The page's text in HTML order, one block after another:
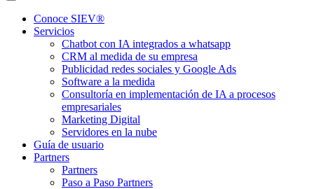
Conoce SIEV®
Servicios
Chatbot con IA integrados a whatsapp
CRM al medida de su empresa
Publicidad redes sociales y Google Ads
Software a la medida
Consultoría en implementación de IA a procesos
empresariales
Marketing Digital
Servidores en la nube
Guía de usuario
Partners
Partners
Paso a Paso Partners